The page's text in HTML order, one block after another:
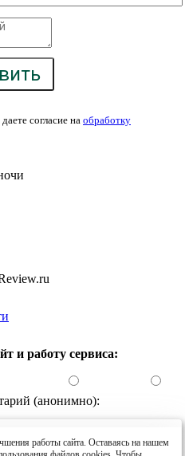
согласие на обработку
работы сайта. Оставаясь на нашем
и работу сервиса:
(анонимно):